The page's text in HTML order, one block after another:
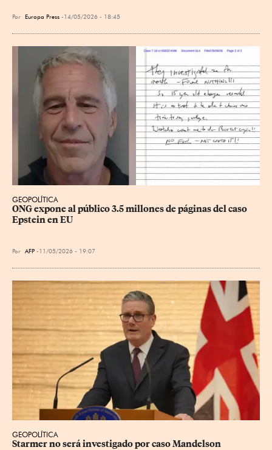
Por Europa Press 14/05/2026 - 18:45
GEOPOLÍTICA
ONG expone al público 3.5 millones de páginas del caso
Epstein en EU
Por AFP 11/05/2026 - 19:07
GEOPOLÍTICA
Starmer no será investigado por caso Mandelson